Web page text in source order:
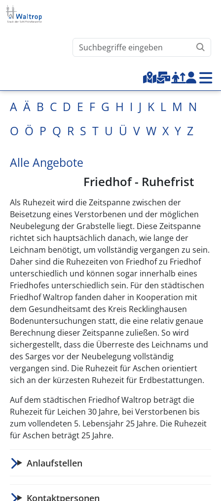
Direkt zum Inhalt
Waltrop.de durchsuchen
Top-Menu
A Ä B C D E F G H I J K L M N
O Ö P Q R S T U Ü V W X Y Z
Alle Angebote
Friedhof - Ruhefrist
Als Ruhezeit wird die Zeitspanne zwischen der
Beisetzung eines Verstorbenen und der möglichen
Neubelegung der Grabstelle liegt. Diese Zeitspanne
richtet sich hauptsächlich danach, wie lange der
Leichnam benötigt, um vollständig vergangen zu sein.
Daher sind die Ruhezeiten von Friedhof zu Friedhof
unterschiedlich und können sogar innerhalb eines
Friedhofes unterschiedlich sein. Für den städtischen
Friedhof Waltrop fanden daher in Kooperation mit
dem Gesundheitsamt des Kreis Recklinghausen
Bodenuntersuchungen statt, die eine relativ genaue
Berechnung dieser Zeitspanne zuließen. So wird
sichergestellt, dass die Überreste des Leichnams und
des Sarges vor der Neubelegung vollständig
vergangen sind. Die Ruhezeit für Aschen orientiert
sich an der kürzesten Ruhezeit für Erdbestattungen.
Auf dem städtischen Friedhof Waltrop beträgt die
Ruhezeit für Leichen 30 Jahre, bei Verstorbenen bis
zum vollendeten 5. Lebensjahr 25 Jahre. Die Ruhezeit
für Aschen beträgt 25 Jahre.
Anlaufstellen
Kontaktpersonen